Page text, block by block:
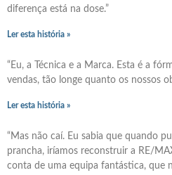
diferença está na dose.”
Ler esta história »
“Eu, a Técnica e a Marca. Esta é a
vendas, tão longe quanto os nossos
Ler esta história »
“Mas não caí. Eu sabia que quando
prancha, iríamos reconstruir a RE/
conta de uma equipa fantástica, que